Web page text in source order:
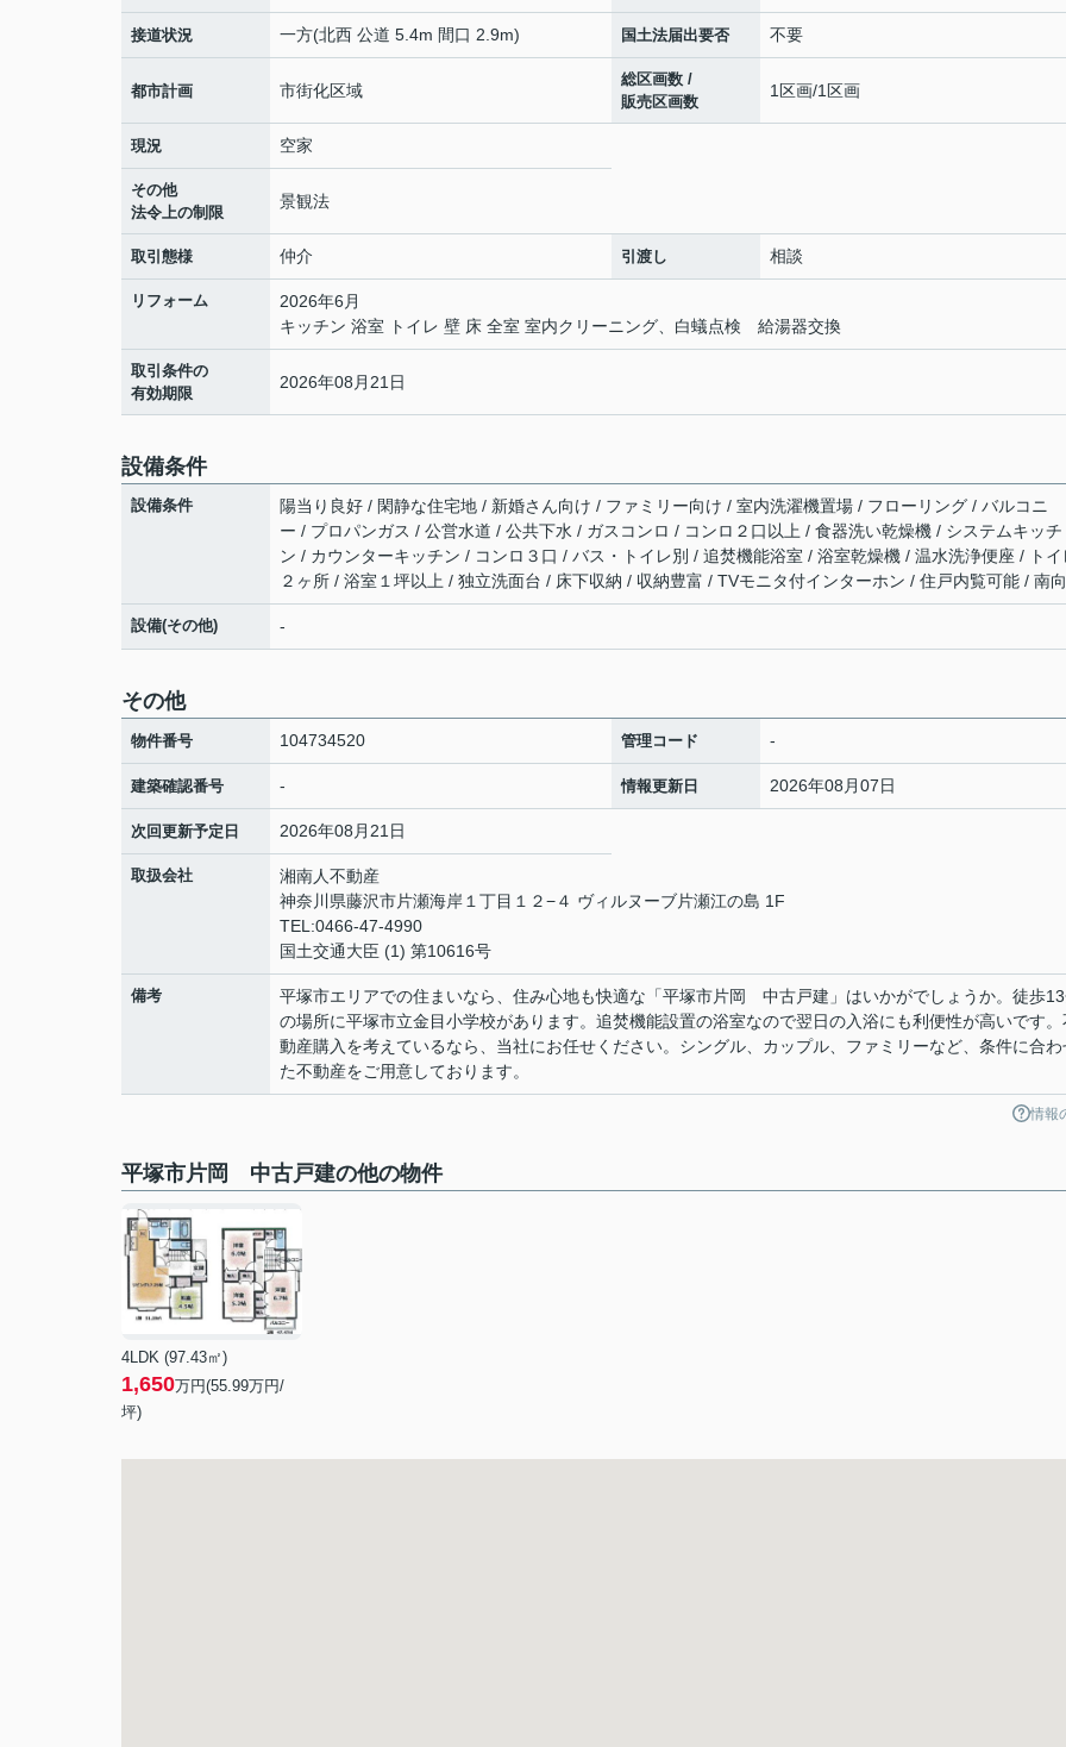
接道状況 一方(北西 公道 5.4m 間口 2.9m) 国土法届出要否 不要
都市計画 市街化区域
総区画数 /
販売区画数
1区画/1区画
現況 空家
その他
法令上の制限
景観法
取引態様 仲介 引渡し 相談
リフォーム
2026年6月
キッチン 浴室 トイレ 壁 床 全室 室内クリーニング、白蟻点検 給湯器交換
取引条件の
有効期限
2026年08月21日
設備条件
設備条件
陽当り良好 / 閑静な住宅地 / 新婚さん向け / ファミリー向け / 室内洗濯機置場 / フローリング / バルコニ
ー / プロパンガス / 公営水道 / 公共下水 / ガスコンロ / コンロ２口以上 / 食器洗い乾燥機 / システムキッチ
ン / カウンターキッチン / コンロ３口 / バス・トイレ別 / 追焚機能浴室 / 浴室乾燥機 / 温水洗浄便座 / トイ
２ヶ所 / 浴室１坪以上 / 独立洗面台 / 床下収納 / 収納豊富 / TVモニタ付インターホン / 住戸内覧可能 / 南
設備(その他) -
その他
物件番号 104734520 管理コード -
建築確認番号 - 情報更新日 2026年08月07日
次回更新予定日 2026年08月21日
取扱会社
湘南人不動産
神奈川県藤沢市片瀬海岸１丁目１２−４ ヴィルヌーブ片瀬江の島 1F
TEL:0466-47-4990
国土交通大臣 (1) 第10616号
備考
平塚市エリアでの住まいなら、住み心地も快適な「平塚市片岡 中古戸建」はいかがでしょうか。徒歩
の場所に平塚市立金目小学校があります。追焚機能設置の浴室なので翌日の入浴にも利便性が高いです。
動産購入を考えているなら、当社にお任せください。シングル、カップル、ファミリーなど、条件に合わ
た不動産をご用意しております。
情報
平塚市片岡 中古戸建の他の物件
4LDK (97.43㎡)
1,650万円(55.99万円/
坪)